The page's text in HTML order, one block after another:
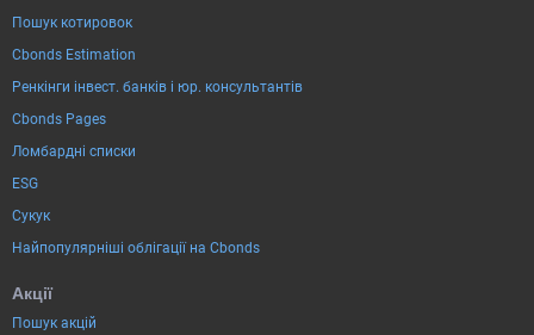
Пошук котировок
Cbonds Estimation
Ренкінги інвест. банків і юр. консультантів
Cbonds Pages
Ломбардні списки
ESG
Сукук
Найпопулярніші облігації на Cbonds
Акції
Пошук акцій